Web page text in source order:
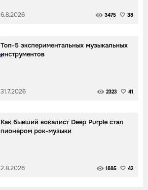
6.8.2026 3475 38
Топ-5 экспериментальных музыкальных
инструментов
31.7.2026 2323 41
Как бывший вокалист Deep Purple стал
пионером рок-музыки
2.8.2026 1885 42